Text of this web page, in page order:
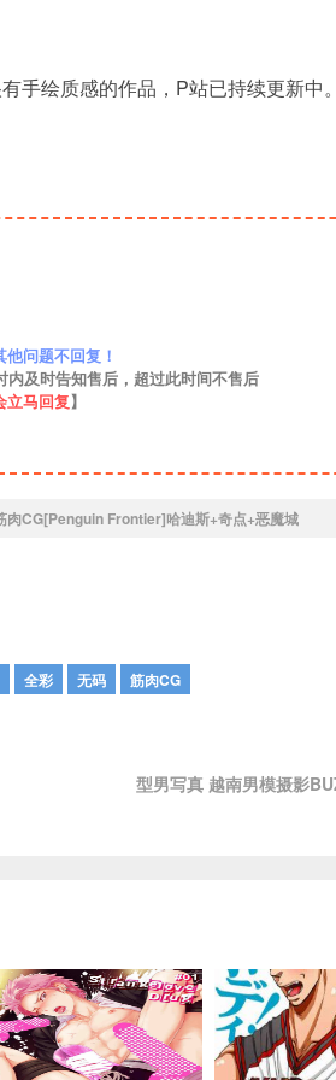
手绘质感的作品，P站已持续更新中
问题不回复！
内及时告知售后，超过此时间不售后
立马回复】
肉CG[Penguin Frontier]哈迪斯+奇点+恶魔城
全彩 无码 筋肉CG
型男写真 越南男模摄影